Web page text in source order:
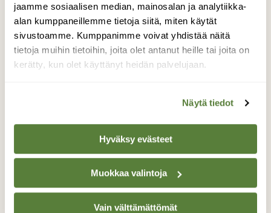
jaamme sosiaalisen median, mainosalan ja analytiikka-
alan kumppaneillemme tietoja siitä, miten käytät
sivustoamme. Kumppanimme voivat yhdistää näitä
tietoja muihin tietoihin, joita olet antanut heille tai joita on
kerätty, kun olet käyttänyt heidän palvelujaan.
Näytä tiedot
Hyväksy evästeet
Muokkaa valintoja
Vain välttämättömät
Pesältä päivää!
Ollut siinä n.10 vuotta. Nyt on kolmas kerta
kun harmaasiepot tekevät siihen pesänsä.
Nyt ne tekivät sen Juhannuksen aikaan ja
siellä on nyt 4 munaa. Antoivat meitille luvan
saunomiseen. Hyvin ollaan tultu juttuun.
Viime suvena sieltä lähti 26.06.14 viisi